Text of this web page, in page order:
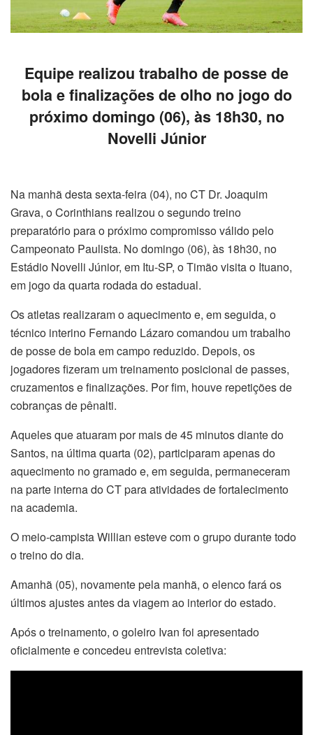
Equipe realizou trabalho de posse de
bola e finalizações de olho no jogo do
próximo domingo (06), às 18h30, no
Novelli Júnior
Na manhã desta sexta-feira (04), no CT Dr. Joaquim
Grava, o Corinthians realizou o segundo treino
preparatório para o próximo compromisso válido pelo
Campeonato Paulista. No domingo (06), às 18h30, no
Estádio Novelli Júnior, em Itu-SP, o Timão visita o Ituano,
em jogo da quarta rodada do estadual.
Os atletas realizaram o aquecimento e, em seguida, o
técnico interino Fernando Lázaro comandou um trabalho
de posse de bola em campo reduzido. Depois, os
jogadores fizeram um treinamento posicional de passes,
cruzamentos e finalizações. Por fim, houve repetições de
cobranças de pênalti.
Aqueles que atuaram por mais de 45 minutos diante do
Santos, na última quarta (02), participaram apenas do
aquecimento no gramado e, em seguida, permaneceram
na parte interna do CT para atividades de fortalecimento
na academia.
O meio-campista Willian esteve com o grupo durante todo
o treino do dia.
Amanhã (05), novamente pela manhã, o elenco fará os
últimos ajustes antes da viagem ao interior do estado.
Após o treinamento, o goleiro Ivan foi apresentado
oficialmente e concedeu entrevista coletiva: